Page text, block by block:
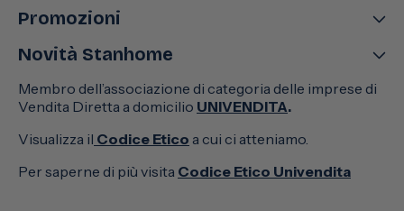
Promozioni
Novità Stanhome
Membro dell’associazione di categoria delle imprese di
Vendita Diretta a domicilio UNIVENDITA.
Visualizza il Codice Etico a cui ci atteniamo.
Per saperne di più visita Codice Etico Univendita